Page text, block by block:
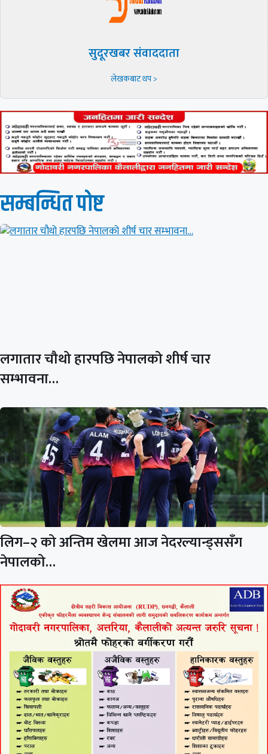
सुदूरखबर संवाददाता
लेखकबाट थप >
सम्बन्धित पाेष्ट
लगातार चौथो हारपछि नेपालको शीर्ष चार
सम्भावना…
लिग–२ को अन्तिम खेलमा आज नेदरल्यान्ड्ससँग
नेपालको…